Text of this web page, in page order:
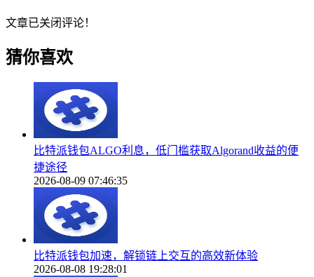
文章已关闭评论！
猜你喜欢
比特派钱包ALGO利息，低门槛获取Algorand收益的便
捷途径
2026-08-09 07:46:35
比特派钱包加速，解锁链上交互的高效新体验
2026-08-08 19:28:01